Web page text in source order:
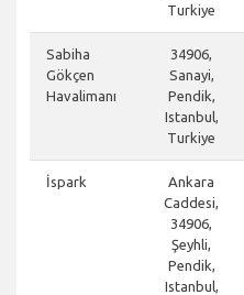
Turkiye
Sabiha
Gökçen
Havalimanı
34906,
Sanayi,
Pendik,
Istanbul,
Turkiye
İspark
Ankara
Caddesi,
34906,
Şeyhli,
Pendik,
Istanbul,